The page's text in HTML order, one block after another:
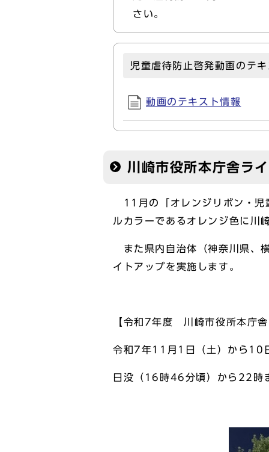
さい。
児童虐待防止啓発動画のテ
動画のテキスト情報
川崎市役所本庁舎ラ
11月の「オレンジリボン・児
ルカラーであるオレンジ色に
また県内自治体（神奈川県、
イトアップを実施します。
【令和7年度 川崎市役所本庁
令和7年11月1日（土）から10
日没（16時46分頃）から22時